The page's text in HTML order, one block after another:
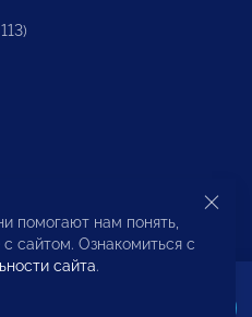
помогают нам понять,
сайтом. Ознакомиться с
сайта.